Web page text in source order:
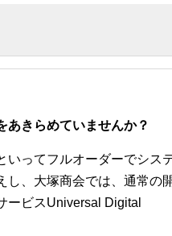
きらめていませんか？
いってフルオーダーでシス
し、大塚商会では、通常の
ービスUniversal Digital